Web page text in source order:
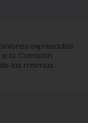
expresadas
la Comisión
las mismas.